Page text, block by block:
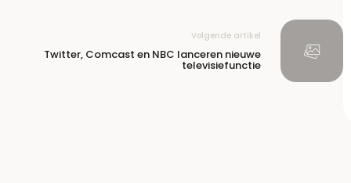
Volgende artikel
Twitter, Comcast en NBC lanceren nieuwe
televisiefunctie